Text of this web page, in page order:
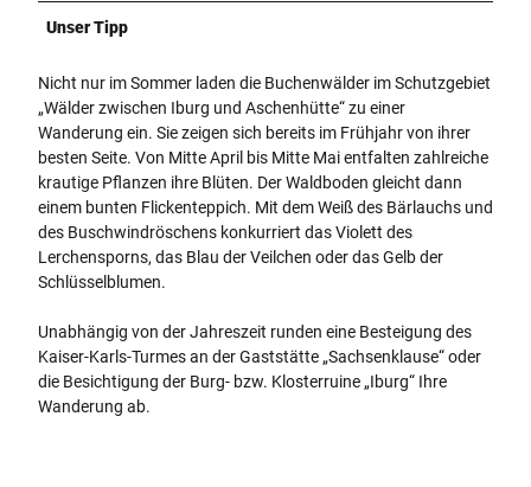
Unser Tipp
Nicht nur im Sommer laden die Buchenwälder im Schutzgebiet
„Wälder zwischen Iburg und Aschenhütte“ zu einer
Wanderung ein. Sie zeigen sich bereits im Frühjahr von ihrer
besten Seite. Von Mitte April bis Mitte Mai entfalten zahlreiche
krautige Pflanzen ihre Blüten. Der Waldboden gleicht dann
einem bunten Flickenteppich. Mit dem Weiß des Bärlauchs und
des Buschwindröschens konkurriert das Violett des
Lerchensporns, das Blau der Veilchen oder das Gelb der
Schlüsselblumen.
Unabhängig von der Jahreszeit runden eine Besteigung des
Kaiser-Karls-Turmes an der Gaststätte „Sachsenklause“ oder
die Besichtigung der Burg- bzw. Klosterruine „Iburg“ Ihre
Wanderung ab.